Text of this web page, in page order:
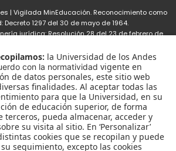
| Vigilada MinEducación. Reconocimiento como
Decreto 1297 del 30 de mayo de 1964.
jurídica: Resolución 28 del 23 de febrero de